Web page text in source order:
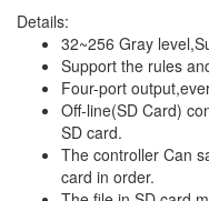
Details:
32~256 Gray
Support the rules
Four-port
Off-line(SD Card)
SD card.
The controller Can
card in order.